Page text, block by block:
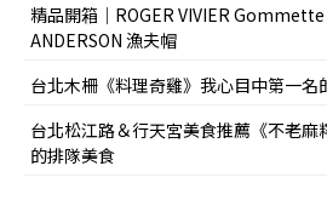
精品開箱｜ROGER VIVIER Gommette
ANDERSON 漁夫帽
台北木柵《料理奇雞》我心目中第一名
台北松江路＆行天宮美食推薦《不老麻
的排隊美食